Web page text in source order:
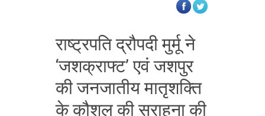
राष्ट्रपति द्रौपदी मुर्मू ने
‘जशक्राफ्ट’ एवं जशपुर
की जनजातीय मातृशक्ति
के कौशल की सराहना की